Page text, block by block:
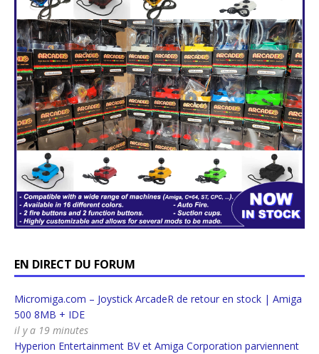
EN DIRECT DU FORUM
Micromiga.com – Joystick ArcadeR de retour en stock | Amiga
500 8MB + IDE
il y a 19 minutes
Hyperion Entertainment BV et Amiga Corporation parviennent